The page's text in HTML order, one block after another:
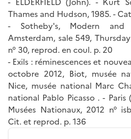
Thames and Hudson, 1985. -
- Sotheby's, Modern and
Amsterdam, sale 549,
n° 30, reprod. en coul. p. 20
- Exils : réminescences et
octobre 2012, Biot, musée
Nice, musée national Marc
national Pablo Picasso . - Paris
Musées Nationaux, 2012 n°
Cit. et reprod. p. 136